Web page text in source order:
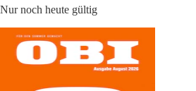
Nur noch heute gültig